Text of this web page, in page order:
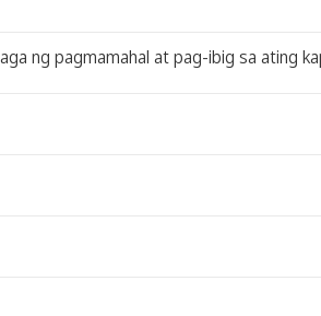
ng pagmamahal at pag-ibig sa ating